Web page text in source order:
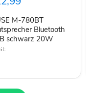
M-780BT
Bluetooth
schwarz 20W